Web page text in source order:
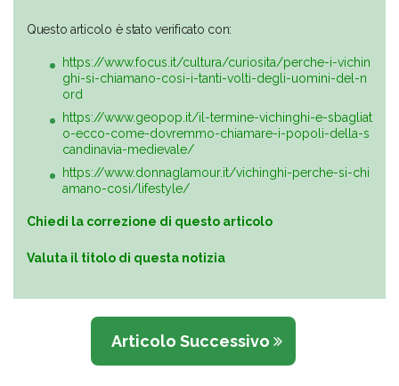
Questo articolo è stato verificato con:
https://www.focus.it/cultura/curiosita/perche-i-vichin
ghi-si-chiamano-cosi-i-tanti-volti-degli-uomini-del-n
ord
https://www.geopop.it/il-termine-vichinghi-e-sbagliat
o-ecco-come-dovremmo-chiamare-i-popoli-della-s
candinavia-medievale/
https://www.donnaglamour.it/vichinghi-perche-si-chi
amano-cosi/lifestyle/
Chiedi la correzione di questo articolo
Valuta il titolo di questa notizia
Articolo Successivo